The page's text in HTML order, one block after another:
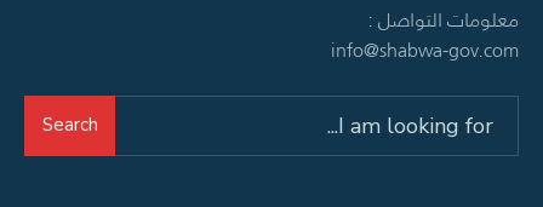
معلومات التواصل :
info@shabwa-gov.com
Search